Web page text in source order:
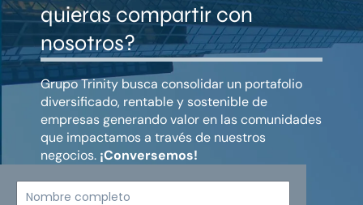
quieras compartir con
nosotros?
Grupo Trinity busca consolidar un portafolio
diversificado, rentable y sostenible de
empresas generando valor en las comunidades
que impactamos a través de nuestros
negocios. ¡Conversemos!